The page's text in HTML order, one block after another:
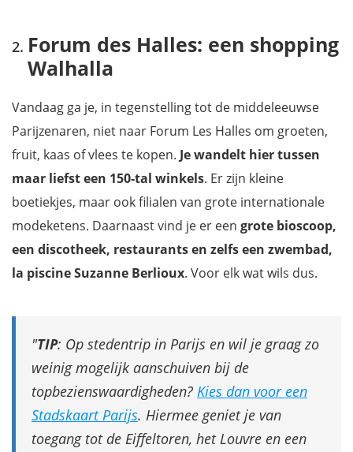
Forum des Halles: een shopping
Walhalla
Vandaag ga je, in tegenstelling tot de middeleeuwse
Parijzenaren, niet naar Forum Les Halles om groeten,
fruit, kaas of vlees te kopen. Je wandelt hier tussen
maar liefst een 150-tal winkels. Er zijn kleine
boetiekjes, maar ook filialen van grote internationale
modeketens. Daarnaast vind je er een grote bioscoop,
een discotheek, restaurants en zelfs een zwembad,
la piscine Suzanne Berlioux. Voor elk wat wils dus.
TIP: Op stedentrip in Parijs en wil je graag zo
weinig mogelijk aanschuiven bij de
topbezienswaardigheden? Kies dan voor een
Stadskaart Parijs. Hiermee geniet je van
toegang tot de Eiffeltoren, het Louvre en een